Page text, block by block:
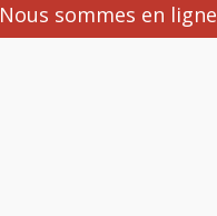
Nous sommes en ligne